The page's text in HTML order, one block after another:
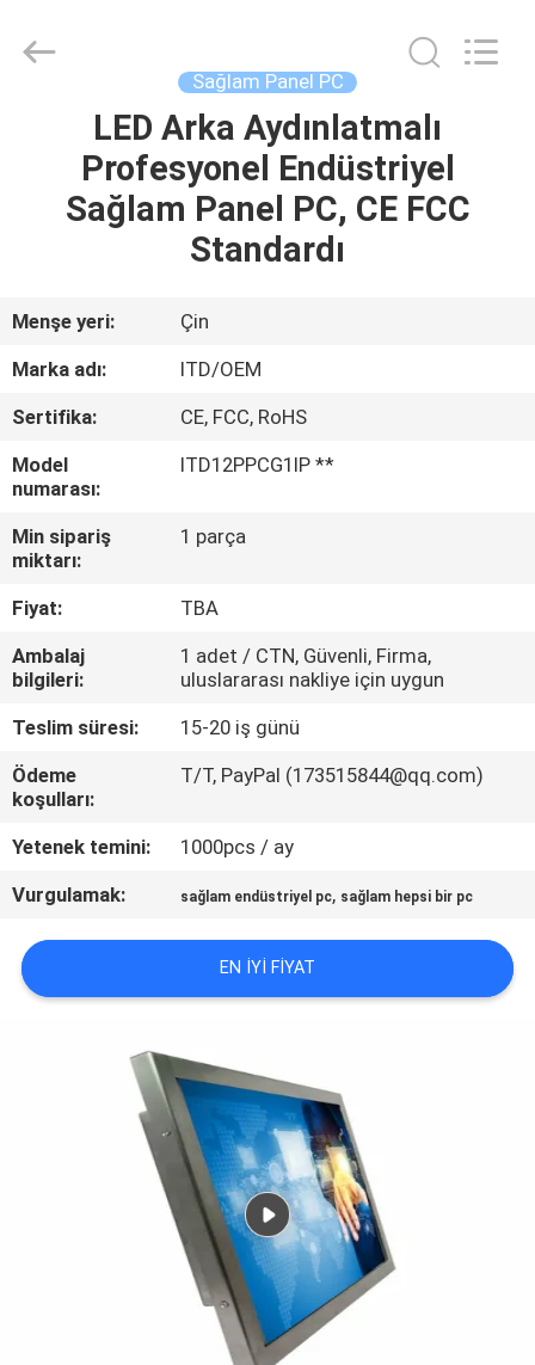
ÜRÜN:%
VIDEOLAR
FABRIKA
KALITE
KONTROL
ULAŞIN
BIR
TEKLIF
ISTEĞI
SITE
Equipment
Sağlam Panel PC
LED Arka Aydınlatmalı
Profesyonel Endüstriyel
Sağlam Panel PC, CE FCC
Standardı
Menşe yeri:
Çin
Marka adı:
ITD/OEM
Sertifika:
CE, FCC, RoHS
Model
numarası:
ITD12PPCG1IP **
Min sipariş
miktarı:
1 parça
Fiyat:
TBA
Ambalaj
bilgileri:
1 adet / CTN, Güvenli, Firma,
uluslararası nakliye için uygun
Teslim süresi:
15-20 iş günü
Ödeme
koşulları:
T/T, PayPal (173515844@qq.com)
Yetenek temini:
1000pcs / ay
Vurgulamak:
sağlam endüstriyel pc, sağlam hepsi bir pc
EN IYI FIYAT